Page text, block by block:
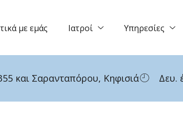
με εμάς Ιατροί Υπηρεσίες
και Σαρανταπόρου, Κηφισιά Δευ.